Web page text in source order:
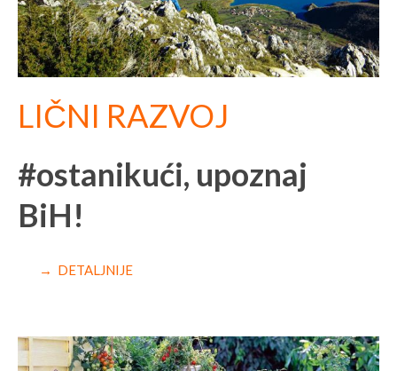
LIČNI RAZVOJ
#ostanikući, upoznaj
BiH!
→ DETALJNIJE